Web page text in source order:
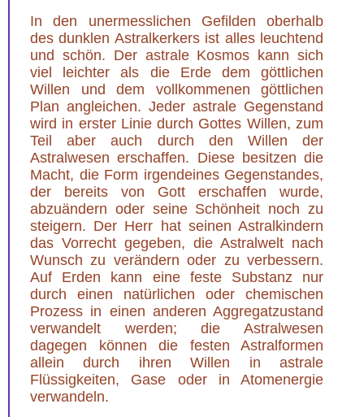
In den unermesslichen Gefilden oberhalb
des dunklen Astralkerkers ist alles leuchtend
und schön. Der astrale Kosmos kann sich
viel leichter als die Erde dem göttlichen
Willen und dem vollkommenen göttlichen
Plan angleichen. Jeder astrale Gegenstand
wird in erster Linie durch Gottes Willen, zum
Teil aber auch durch den Willen der
Astralwesen erschaffen. Diese besitzen die
Macht, die Form irgendeines Gegenstandes,
der bereits von Gott erschaffen wurde,
abzuändern oder seine Schönheit noch zu
steigern. Der Herr hat seinen Astralkindern
das Vorrecht gegeben, die Astralwelt nach
Wunsch zu verändern oder zu verbessern.
Auf Erden kann eine feste Substanz nur
durch einen natürlichen oder chemischen
Prozess in einen anderen Aggregatzustand
verwandelt werden; die Astralwesen
dagegen können die festen Astralformen
allein durch ihren Willen in astrale
Flüssigkeiten, Gase oder in Atomenergie
verwandeln.